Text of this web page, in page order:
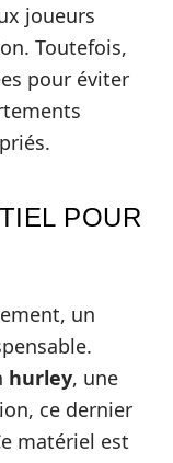
joueurs
Toutefois,
pour éviter
POUR
un
hurley, une
ce dernier
matériel est